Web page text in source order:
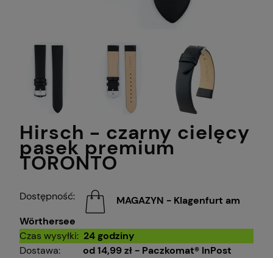
Hirsch - czarny cielęcy
pasek premium
TORONTO
Dostępność:
MAGAZYN - Klagenfurt am
Wörthersee
Czas wysyłki: 24 godziny
Dostawa:
od 14,99 zł - Paczkomat® InPost